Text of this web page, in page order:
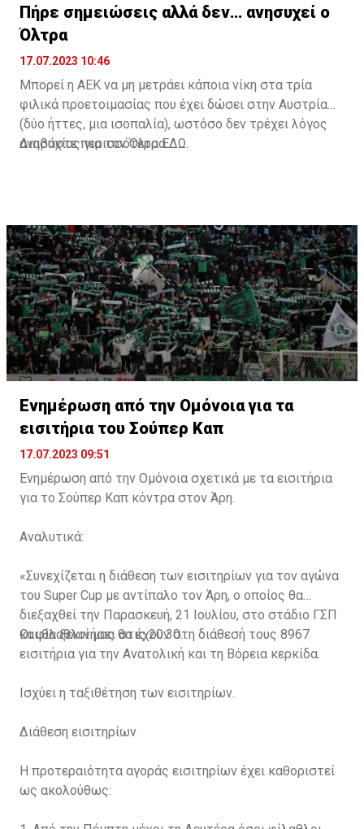
Πήρε σημειώσεις αλλά δεν… ανησυχεί ο
Όλτρα
17.07.2023 10:46
Μπορεί η ΑΕΚ να μη μετράει κάποια νίκη στα τρία
φιλικά προετοιμασίας που έχει δώσει στην Αυστρία
(δύο ήττες, μια ισοπαλία), ωστόσο δεν τρέχει λόγος
ανησυχίας για τον Όλτρα.
Διαβάστε περισσότεραΕΔΩ.
Ενημέρωση από την Ομόνοια για τα
εισιτήρια του Σούπερ Καπ
17.07.2023 09:51
Ενημέρωση από την Ομόνοια σχετικά με τα εισιτήρια
για το Σούπερ Καπ κόντρα στον Άρη.
Αναλυτικά:
«Συνεχίζεται η διάθεση των εισιτηρίων για τον αγώνα
του Super Cup με αντίπαλο τον Άρη, ο οποίος θα
διεξαχθεί την Παρασκευή, 21 Ιουλίου, στο στάδιο ΓΣΠ
και θα ξεκινήσει στις 20:30.
Οι φίλαθλοί μας θα έχουν στη διάθεσή τους 8967
εισιτήρια για την Ανατολική και τη Βόρεια κερκίδα.
Ισχύει η ταξιθέτηση των εισιτηρίων.
Διάθεση εισιτηρίων
Η προτεραιότητα αγοράς εισιτηρίων έχει καθοριστεί
ως ακολούθως: